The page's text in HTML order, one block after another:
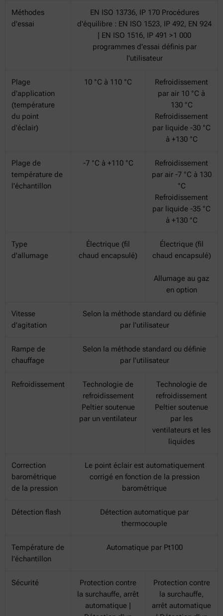
Méthodes
d'essai
EN ISO 13736, IP 170 Procédures
d'équilibre : EN ISO 1523, IP 492, EN 924
| EN ISO 1516, IP 491 >1 000
programmes d'essai définis par
l'utilisateur
Plage
d'application
(température
du point
d'éclair)
10 °C à 110 °C
Refroidissement
par air 10 °C à
130 °C
Refroidissement
par liquide -30 °C
à +130 °C
Plage de
température de
l'échantillon
-7 °C à +110 °C
Refroidissement
par air -7 °C à 130
°C
Refroidissement
par liquide -35 °C
à +130 °C
Type
d'allumage
Électrique (fil
chaud encapsulé)
Électrique (fil
chaud encapsulé)
Allumage au gaz
en option
Vitesse
d'agitation
Selon la méthode standard ou définie
par l'utilisateur
Rampe de
chauffage
Selon la méthode standard ou définie
par l'utilisateur
Refroidissement
Technologie de
refroidissement
Peltier soutenue
par un ventilateur
Technologie de
refroidissement
Peltier soutenue
par les
ventilateurs et les
liquides
Correction
barométrique
de la pression
Le point éclair est automatiquement
corrigé en fonction de la pression
barométrique
Détection flash
Détection automatique par
thermocouple
Température de
l’échantillon
Automatique par Pt100
Sécurité
Protection contre
la surchauffe, arrêt
automatique |
Protection contre
la surchauffe,
arrêt automatique